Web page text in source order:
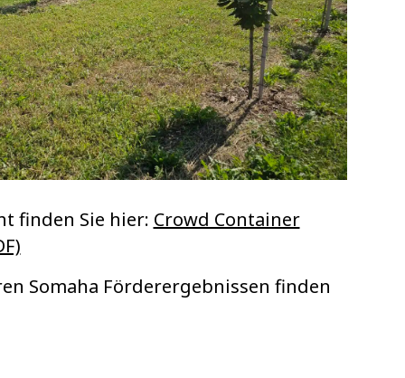
finden Sie hier: Crowd Container
Somaha Förderergebnissen finden